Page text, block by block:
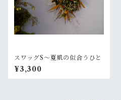
スワッグS〜夏肌の似合うひと
¥3,300